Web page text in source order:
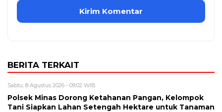
BERITA TERKAIT
Sabtu, 8 Agustus 2026 - 09:02 WIB
Polsek Minas Dorong Ketahanan Pangan, Kelompok
Tani Siapkan Lahan Setengah Hektare untuk Tanaman